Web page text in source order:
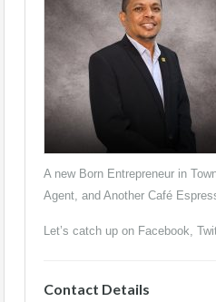
A new Born Entrepreneur in
Agent, and Another Café
Let’s catch up on Facebook,
Contact Details